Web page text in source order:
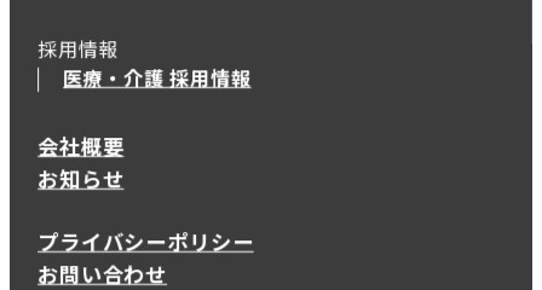
採用情報
医療・介護 採用情報
会社概要
お知らせ
プライバシーポリシー
お問い合わせ